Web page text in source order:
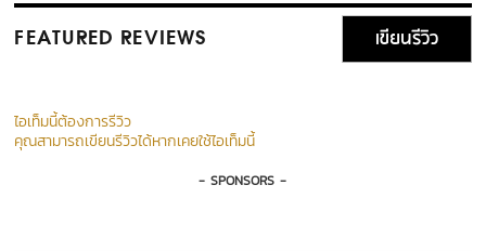
FEATURED REVIEWS เขียนรีวิว
ไอเท็มนี้ต้องการรีวิว
คุณสามารถเขียนรีวิวได้หากเคยใช้ไอเท็มนี้
- SPONSORS -